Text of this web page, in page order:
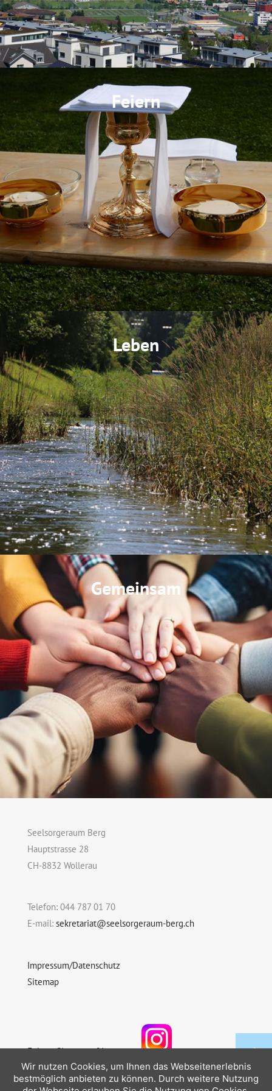
Feiern
Leben
Gemeinsam
Seelsorgeraum Berg
Hauptstrasse 28
CH-8832 Wollerau
Telefon: 044 787 01 70
E-mail: sekretariat@seelsorgeraum-berg.ch
Impressum/Datenschutz
Sitemap
Folgen Sie uns auf Instagram
Wir nutzen Cookies, um Ihnen das Webseitenerlebnis
bestmöglich anbieten zu können. Durch weitere Nutzung